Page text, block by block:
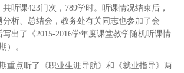
听课423门次，789学时。听课情况结束后，
析、总结会，教务处有关同志也参加了会
出了《2015-2016学年度课堂教学随机听课情
）。
重点听了《职业生涯导航》和《就业指导》两